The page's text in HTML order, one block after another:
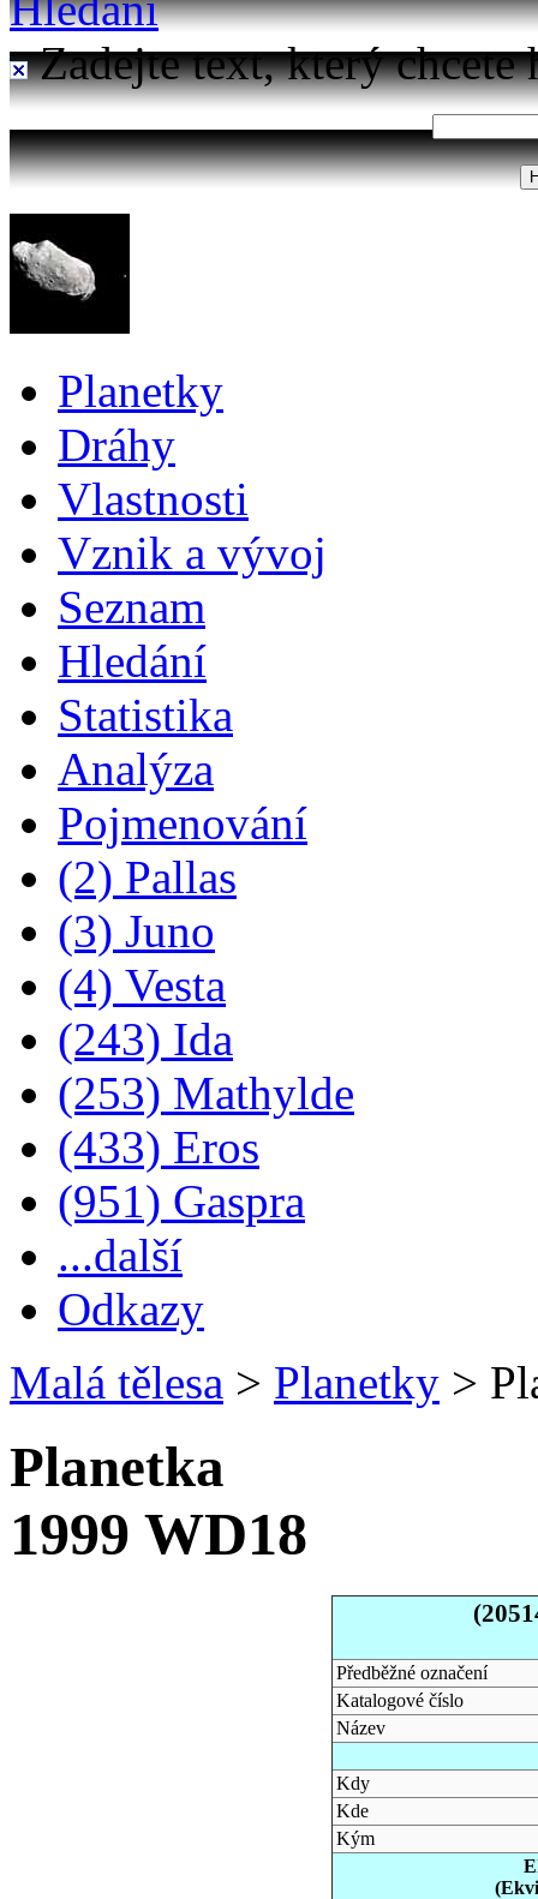
Zadejte text, který chcete
Planetky
Dráhy
Vlastnosti
Vznik a vývoj
Seznam
Hledání
Statistika
Analýza
Pojmenování
(2) Pallas
(3) Juno
(4) Vesta
(243) Ida
(253) Mathylde
(433) Eros
(951) Gaspra
...další
Odkazy
Malá tělesa > Planetky >
Planetka
1999 WD18
Předběžné označení
Katalogové číslo
Název
Kdy
Kde
Kým